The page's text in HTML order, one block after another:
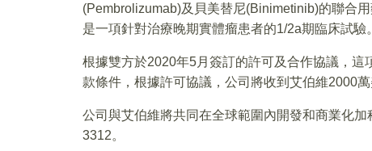
(Pembrolizumab)及貝美替尼(Binimetinib)的聯合
是一項針對治療晚期實體瘤患者的1/2a期臨床試驗。
根據雙方於2020年5月簽訂的許可及合作協議，
款條件，根據許可協議，公司將收到艾伯維2000萬
公司與艾伯維將共同在全球範圍內開發和商業化
3312。